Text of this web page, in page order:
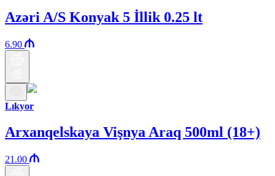
Azəri A/S Konyak 5 İllik 0.25 lt
6.90
Lıkyor
Arxanqelskaya Vişnya Araq 500ml (18+)
21.00